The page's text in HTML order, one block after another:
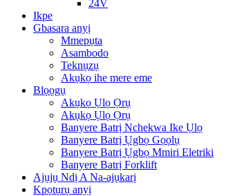
24V
Ikpe
Gbasara anyị
Mmepụta
Asambodo
Teknụzụ
Akụkọ ihe mere eme
Blọọgụ
Akụkọ Ụlọ Ọrụ
Akụkọ Ụlọ Ọrụ
Banyere Batrị Nchekwa Ike Ụlọ
Banyere Batrị Ụgbọ Gọọlụ
Banyere Batrị Ụgbọ Mmiri Eletriki
Banyere Batrị Forklift
Ajụjụ Ndị A Na-ajụkarị
Kpọtụrụ anyị